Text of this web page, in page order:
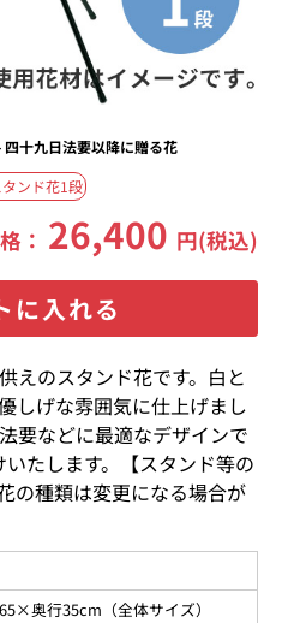
十九日法要以降に贈る花
ンド花1段
： 26,400 円(税込)
に入れる
えのスタンド花です。白と
しげな雰囲気に仕上げまし
要などに最適なデザインで
たします。【スタンド等の
の種類は変更になる場合が
奥行35cm（全体サイズ）